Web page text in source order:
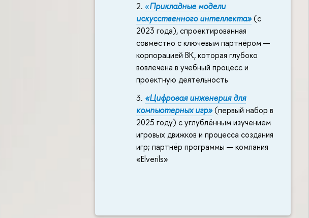
«Прикладные модели
искусственного интеллекта»(с
2023 года), спроектированная
совместно с ключевым партнёром —
корпорацией ВК, которая глубоко
вовлечена в учебный процесс и
проектную деятельность
«Цифровая инженерия для
компьютерных игр»(первый набор в
2025 году) с углублённым изучением
игровых движков и процесса создания
игр; партнёр программы — компания
«Elverils»